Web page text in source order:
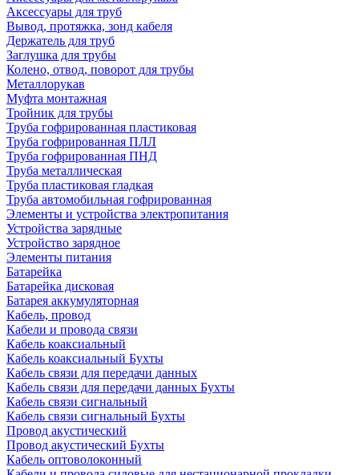
Аксессуары для труб
Вывод, протяжка, зонд кабеля
Держатель для труб
Заглушка для трубы
Колено, отвод, поворот для трубы
Металлорукав
Муфта монтажная
Тройник для трубы
Труба гофрированная пластиковая
Труба гофрированная ПЛЛ
Труба гофрированная ПНД
Труба металлическая
Труба пластиковая гладкая
Труба автомобильная гофрированная
Элементы и устройства электропитания
Устройства зарядные
Устройство зарядное
Элементы питания
Батарейка
Батарейка дисковая
Батарея аккумуляторная
Кабель, провод
Кабели и провода связи
Кабель коаксиальный
Кабель коаксиальный Бухты
Кабель связи для передачи данных
Кабель связи для передачи данных Бухты
Кабель связи сигнальный
Кабель связи сигнальный Бухты
Провод акустический
Провод акустический Бухты
Кабель оптоволоконный